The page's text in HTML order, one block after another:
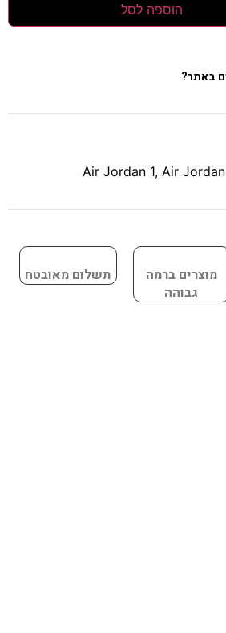
הוספה לסל
באתר?
Air Jordan 1, Air
מוצרים ברמה
גבוהה
תשלום מאובטח